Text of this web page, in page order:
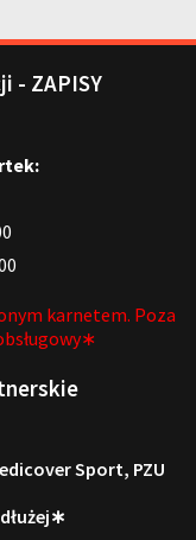
- ZAPISY
karnetem. Poza
Sport, PZU